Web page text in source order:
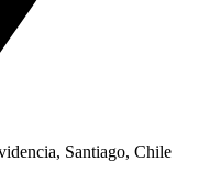
Santiago, Chile